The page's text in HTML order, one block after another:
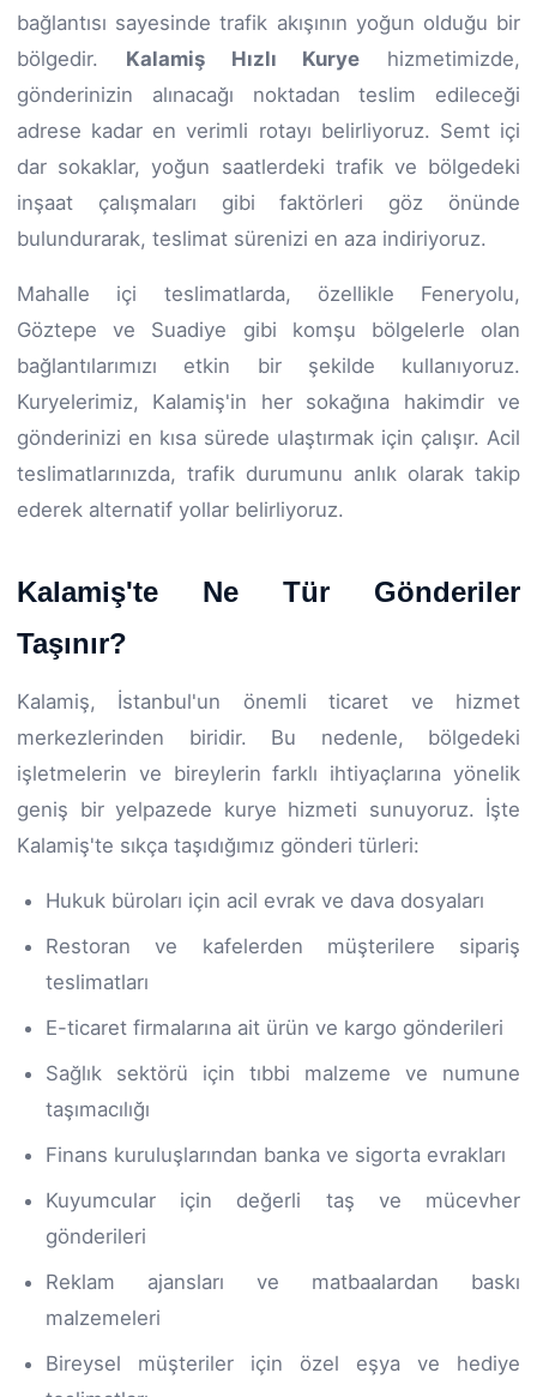
bağlantısı sayesinde trafik akışının yoğun olduğu bir
bölgedir. Kalamiş Hızlı Kurye hizmetimizde,
gönderinizin alınacağı noktadan teslim edileceği
adrese kadar en verimli rotayı belirliyoruz. Semt içi
dar sokaklar, yoğun saatlerdeki trafik ve bölgedeki
inşaat çalışmaları gibi faktörleri göz önünde
bulundurarak, teslimat sürenizi en aza indiriyoruz.
Mahalle içi teslimatlarda, özellikle Feneryolu,
Göztepe ve Suadiye gibi komşu bölgelerle olan
bağlantılarımızı etkin bir şekilde kullanıyoruz.
Kuryelerimiz, Kalamiş'in her sokağına hakimdir ve
gönderinizi en kısa sürede ulaştırmak için çalışır. Acil
teslimatlarınızda, trafik durumunu anlık olarak takip
ederek alternatif yollar belirliyoruz.
Kalamiş'te Ne Tür Gönderiler
Taşınır?
Kalamiş, İstanbul'un önemli ticaret ve hizmet
merkezlerinden biridir. Bu nedenle, bölgedeki
işletmelerin ve bireylerin farklı ihtiyaçlarına yönelik
geniş bir yelpazede kurye hizmeti sunuyoruz. İşte
Kalamiş'te sıkça taşıdığımız gönderi türleri:
Hukuk büroları için acil evrak ve dava dosyaları
Restoran ve kafelerden müşterilere sipariş
teslimatları
E-ticaret firmalarına ait ürün ve kargo gönderileri
Sağlık sektörü için tıbbi malzeme ve numune
taşımacılığı
Finans kuruluşlarından banka ve sigorta evrakları
Kuyumcular için değerli taş ve mücevher
gönderileri
Reklam ajansları ve matbaalardan baskı
malzemeleri
Bireysel müşteriler için özel eşya ve hediye